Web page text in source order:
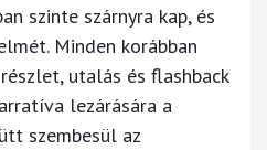
szinte szárnyra kap, és
Minden korábban
utalás és flashback
lezárására a
szembesül az